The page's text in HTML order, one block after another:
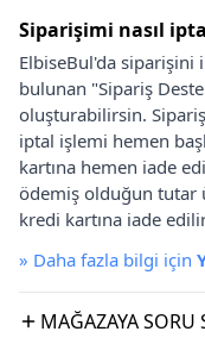
Siparişimi nasıl
ElbiseBul'da siparişini
bulunan "Sipariş
oluşturabilirsin.
iptal işlemi hemen
kartına hemen iade
ödemiş olduğun tutar
kredi kartına iade
» Daha fazla bilgi için
MAĞAZAYA SORU